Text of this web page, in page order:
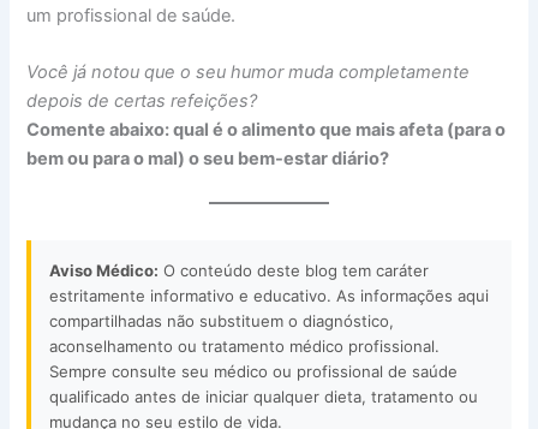
um profissional de saúde.
Você já notou que o seu humor muda completamente
depois de certas refeições?
Comente abaixo: qual é o alimento que mais afeta (para o
bem ou para o mal) o seu bem-estar diário?
Aviso Médico: O conteúdo deste blog tem caráter
estritamente informativo e educativo. As informações aqui
compartilhadas não substituem o diagnóstico,
aconselhamento ou tratamento médico profissional.
Sempre consulte seu médico ou profissional de saúde
qualificado antes de iniciar qualquer dieta, tratamento ou
mudança no seu estilo de vida.